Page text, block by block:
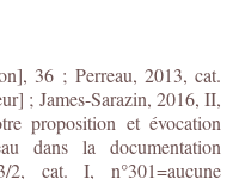
36 ; Perreau, 2013, cat.
; James-Sarazin, 2016, II,
proposition et évocation
dans la documentation
cat. I, n°301=aucune